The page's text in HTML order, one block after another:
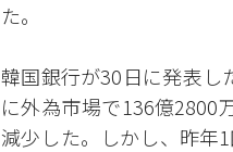
た。
韓国銀行が30日に発表し
に外為市場で136億2800
減少した。しかし、昨年